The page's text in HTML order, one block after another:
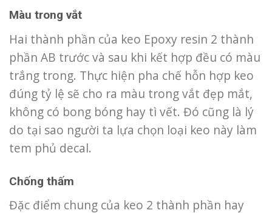
Màu trong vắt
Hai thành phần của keo Epoxy resin 2 thành
phần AB trước và sau khi kết hợp đều có màu
trắng trong. Thực hiện pha chế hỗn hợp keo
đúng tỷ lệ sẽ cho ra màu trong vắt đẹp mắt,
không có bong bóng hay tì vết. Đó cũng là lý
do tại sao người ta lựa chọn loại keo này làm
tem phủ decal.
Chống thấm
Đặc điểm chung của keo 2 thành phần hay